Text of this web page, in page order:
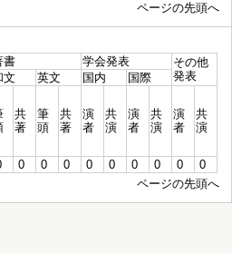
ページの先頭へ
書 学会発表
その他
発表
文 英文 国内 国際
共
著
筆
頭
共
著
演
者
共
演
演
者
共
演
演
者
共
演
0 0 0 0 0 0 0 0
0
ページの先頭へ